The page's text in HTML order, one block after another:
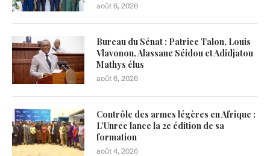
août 6, 2026
Bureau du Sénat : Patrice Talon, Louis
Vlavonou, Alassane Séidou et Adidjatou
Mathys élus
août 6, 2026
Contrôle des armes légères en Afrique :
L’Unrec lance la 2e édition de sa
formation
août 4, 2026